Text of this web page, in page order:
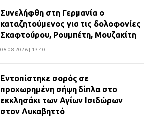
Συνελήφθη στη Γερμανία ο
καταζητούμενος για τις δολοφονίες
Σκαφτούρου, Ρουμπέτη, Μουζακίτη
08.08.2026 | 13:40
Εντοπίστηκε σορός σε
προχωρημένη σήψη δίπλα στο
εκκλησάκι των Αγίων Ισιδώρων
στον Λυκαβηττό